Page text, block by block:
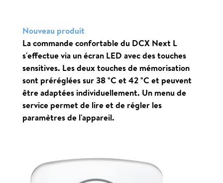
Nouveau produit
La commande confortable du DCX Next L
s'effectue via un écran LED avec des touches
sensitives. Les deux touches de mémorisation
sont préréglées sur 38°C et 42°C et peuvent
être adaptées individuellement. Un menu de
service permet de lire et de régler les
paramètres de l'appareil.